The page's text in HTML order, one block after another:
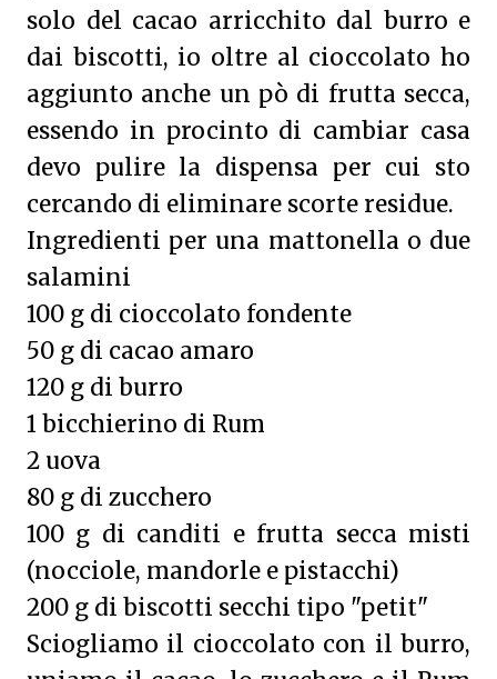
solo del cacao arricchito dal burro e
dai biscotti, io oltre al cioccolato ho
aggiunto anche un pò di frutta secca,
essendo in procinto di cambiar casa
devo pulire la dispensa per cui sto
cercando di eliminare scorte residue.
Ingredienti per una mattonella o due
salamini
100 g di cioccolato fondente
50 g di cacao amaro
120 g di burro
1 bicchierino di Rum
2 uova
80 g di zucchero
100 g di canditi e frutta secca misti
(nocciole, mandorle e pistacchi)
200 g di biscotti secchi tipo "petit"
Sciogliamo il cioccolato con il burro,